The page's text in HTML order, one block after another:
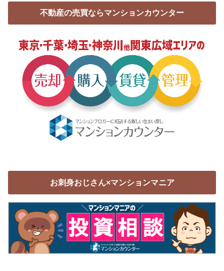
不動産の売買ならマンションカウンター
お刺身おじさん×マンションマニア